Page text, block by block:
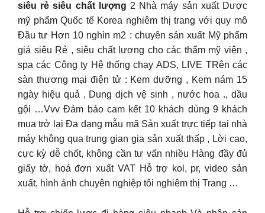
siêu rẻ siêu chất lượng 2 Nhà máy sản xuất Dược
mỹ phẩm Quốc tế Korea nghiêm thị trang với quy mô
Đầu tư Hơn 10 nghìn m2 : chuyên sản xuất Mỹ phẩm
giá siêu Rẻ , siêu chất lượng cho các thẩm mỹ viện ,
spa các Công ty Hệ thống chạy ADS, LIVE TRên các
sàn thương mại điện tử : Kem dưỡng , Kem nám 15
ngày hiệu quả , Dung dịch vệ sinh , nước hoa ., dầu
gội …Vvv Đảm bảo cam kết 10 khách dùng 9 khách
mua trở lại Đa dạng mẫu mã Sản xuất trực tiếp tại nhà
máy không qua trung gian gia sản xuất thấp , Lời cao,
cực kỳ dễ chốt, không cần tư vấn nhiều Hàng đầy đủ
giấy tờ, hoá đơn xuất VAT Hỗ trợ kol, pr, video sản
xuất, hình ảnh chuyên nghiệp tôi nghiêm thị Trang …